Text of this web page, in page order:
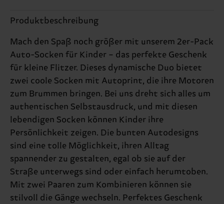
Produktbeschreibung
Mach den Spaß noch größer mit unserem 2er-Pack
Auto-Socken für Kinder – das perfekte Geschenk
für kleine Flitzer. Dieses dynamische Duo bietet
zwei coole Socken mit Autoprint, die ihre Motoren
zum Brummen bringen. Bei uns dreht sich alles um
authentischen Selbstausdruck, und mit diesen
lebendigen Socken können Kinder ihre
Persönlichkeit zeigen. Die bunten Autodesigns
sind eine tolle Möglichkeit, ihren Alltag
spannender zu gestalten, egal ob sie auf der
Straße unterwegs sind oder einfach herumtoben.
Mit zwei Paaren zum Kombinieren können sie
stilvoll die Gänge wechseln. Perfektes Geschenk